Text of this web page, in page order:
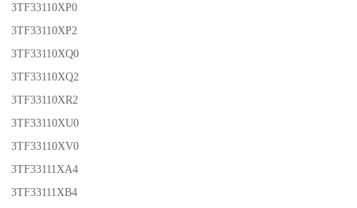
3TF33110XP0
3TF33110XP2
3TF33110XQ0
3TF33110XQ2
3TF33110XR2
3TF33110XU0
3TF33110XV0
3TF33111XA4
3TF33111XB4